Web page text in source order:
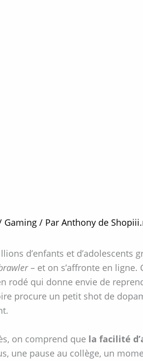
Gaming / ParAnthony de
d’enfants et d’adolescents
– et on s’affronte en ligne.
rodé qui donne envie de
procure un petit shot de
on comprend que la facilité
une pause au collège, un